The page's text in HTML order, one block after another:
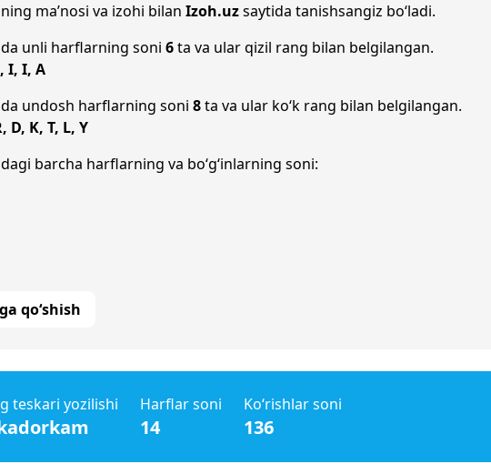
ma’nosi va izohi bilan Izoh.uzsaytida tanishsangiz bo‘ladi.
unli harflarning soni 6ta va ular qizil rang bilan belgilangan.
I, I, A
undosh harflarning soni 8ta va ular ko‘k rang bilan belgilangan.
D, K, T, L, Y
barcha harflarning va bo‘g‘inlarning soni:
qo‘shish
teskari yozilishi Harflar soni
14
Ko‘rishlar soni
136